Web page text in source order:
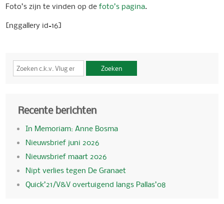
Foto’s zijn te vinden op defoto’s pagina.
[nggallery id=16]
Zoeken
Recente berichten
In Memoriam: Anne Bosma
Nieuwsbrief juni 2026
Nieuwsbrief maart 2026
Nipt verlies tegen De Granaet
Quick’21/V&V overtuigend langs Pallas’08